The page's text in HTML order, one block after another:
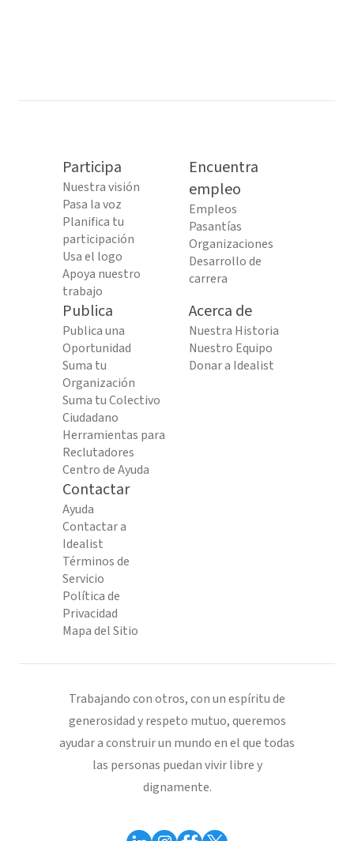
Participa
Nuestra visión
Pasa la voz
Planifica tu
participación
Usa el logo
Apoya nuestro
trabajo
Encuentra
empleo
Empleos
Pasantías
Organizaciones
Desarrollo de
carrera
Publica
Publica una
Oportunidad
Suma tu
Organización
Suma tu Colectivo
Ciudadano
Herramientas para
Reclutadores
Centro de Ayuda
Acerca de
Nuestra Historia
Nuestro Equipo
Donar a Idealist
Contactar
Ayuda
Contactar a
Idealist
Términos de
Servicio
Política de
Privacidad
Mapa del Sitio
Trabajando con otros, con un espíritu de
generosidad y respeto mutuo, queremos
ayudar a construir un mundo en el que todas
las personas puedan vivir libre y
dignamente.